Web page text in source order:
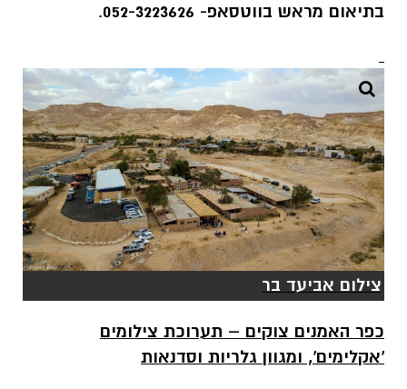
בתיאום מראש בווטסאפ-
.
צילום אביעד בר
כפר האמנים צוקים – תערוכת צילומים
'אקלימים', ומגוון גלריות וסדנאות